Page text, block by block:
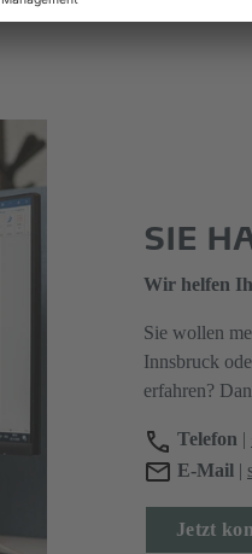
SIE
Wir helfen
Sie wollen
Innsbruck
erfahren?
Telefon |
E-Mail |
Jetzt